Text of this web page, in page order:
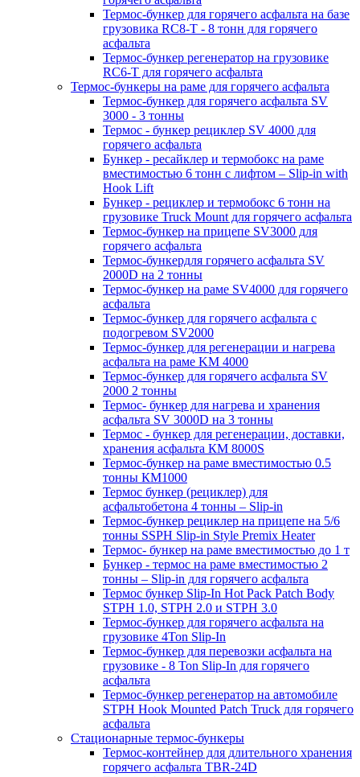
Термос-бункер для горячего асфальта на базе
грузовика RC8-T - 8 тонн для горячего
асфальта
Термос-бункер регенератор на грузовикe
RC6-T для горячего асфальта
Термос-бункеры на раме для горячего асфальта
Термос-бункер для горячего асфальта SV
3000 - 3 тонны
Термос - бункер рециклер SV 4000 для
горячего асфальта
Бункер - ресайклер и термобокс на раме
вместимостью 6 тонн с лифтом – Slip-in with
Hook Lift
Бункер - рециклер и термобокс 6 тонн на
грузовике Truck Mount для горячего асфальта
Термос-бункер на прицепе SV3000 для
горячего асфальта
Термос-бункердля горячего асфальта SV
2000D на 2 тонны
Термос-бункер на раме SV4000 для горячего
асфальта
Термос-бункер для горячего асфальта с
подогревом SV2000
Термос-бункер для регенерации и нагрева
асфальта на раме KM 4000
Термос-бункер для горячего асфальта SV
2000 2 тонны
Термос- бункер для нагрева и хранения
асфальта SV 3000D на 3 тонны
Термос - бункер для регенерации, доставки,
хранения асфальта КМ 8000S
Термос-бункер на раме вместимостью 0.5
тонны КМ1000
Термос бункер (рециклер) для
асфальтобетона 4 тонны – Slip-in
Термос-бункер рециклер на прицепе на 5/6
тонны SSPH Slip-in Style Premix Heater
Термос- бункер на раме вместимостью до 1 т
Бункер - термос на раме вместимостью 2
тонны – Slip-in для горячего асфальта
Термос бункер Slip-In Hot Pack Patch Body
STPH 1.0, STPH 2.0 и STPH 3.0
Термос-бункер для горячего асфальта на
грузовике 4Ton Slip-In
Термос-бункер для перевозки асфальта на
грузовике - 8 Ton Slip-In для горячего
асфальта
Термос-бункер регенератор на автомобиле
STPH Hook Mounted Patch Truck для горячего
асфальта
Стационарные термос-бункеры
Термос-контейнер для длительного хранения
горячего асфальта TBR-24D